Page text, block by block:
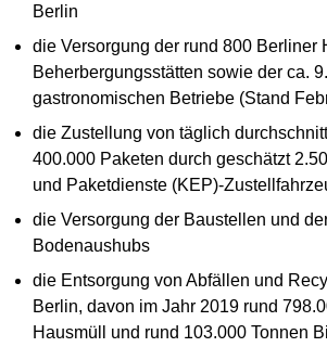
Berlin
die Versorgung der rund 800 Berliner
Beherbergungsstätten sowie der ca.
gastronomischen Betriebe (Stand
die Zustellung von täglich
400.000 Paketen durch geschätzt
und Paketdienste (KEP)-
die Versorgung der Baustellen und
Bodenaushubs
die Entsorgung von Abfällen und
Berlin, davon im Jahr 2019 rund
Hausmüll und rund 103.000 Tonnen